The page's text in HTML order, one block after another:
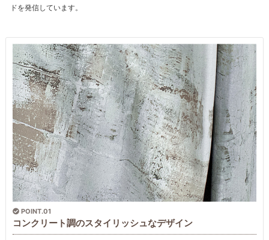
ドを発信しています。
POINT.01
コンクリート調のスタイリッシュなデザイン